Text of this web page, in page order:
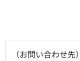
（お問い合わせ先）